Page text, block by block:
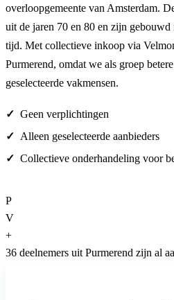
overloopgemeente van Amsterdam.
uit de jaren 70 en 80 en zijn
tijd. Met collectieve inkoop via
Purmerend, omdat we als groep
geselecteerde vakmensen.
Geen verplichtingen
Alleen geselecteerde aanbieders
Collectieve onderhandeling voor
P
V
+
36 deelnemers uit Purmerend zijn al